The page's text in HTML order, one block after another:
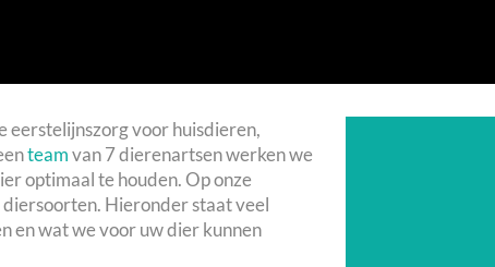
eerstelijnszorg voor huisdieren,
teamvan 7dierenartsenwerken we
optimaal te houden. Op onze
Hieronder staat veel
en wat we voor uw dier kunnen